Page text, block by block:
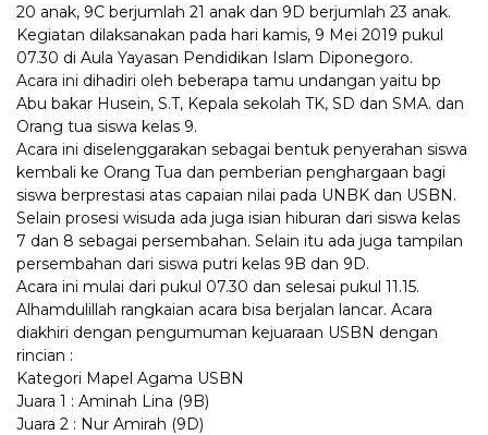
20 anak, 9C berjumlah 21 anak dan 9D berjumlah 23 anak.
Kegiatan dilaksanakan pada hari kamis, 9 Mei 2019 pukul
07.30 di Aula Yayasan Pendidikan Islam Diponegoro.
Acara ini dihadiri oleh beberapa tamu undangan yaitu bp
Abu bakar Husein, S.T, Kepala sekolah TK, SD dan SMA. dan
Orang tua siswa kelas 9.
Acara ini diselenggarakan sebagai bentuk penyerahan siswa
kembali ke Orang Tua dan pemberian penghargaan bagi
siswa berprestasi atas capaian nilai pada UNBK dan USBN.
Selain prosesi wisuda ada juga isian hiburan dari siswa kelas
7 dan 8 sebagai persembahan. Selain itu ada juga tampilan
persembahan dari siswa putri kelas 9B dan 9D.
Acara ini mulai dari pukul 07.30 dan selesai pukul 11.15.
Alhamdulillah rangkaian acara bisa berjalan lancar. Acara
diakhiri dengan pengumuman kejuaraan USBN dengan
rincian :
Kategori Mapel Agama USBN
Juara 1 : Aminah Lina (9B)
Juara 2 : Nur Amirah (9D)